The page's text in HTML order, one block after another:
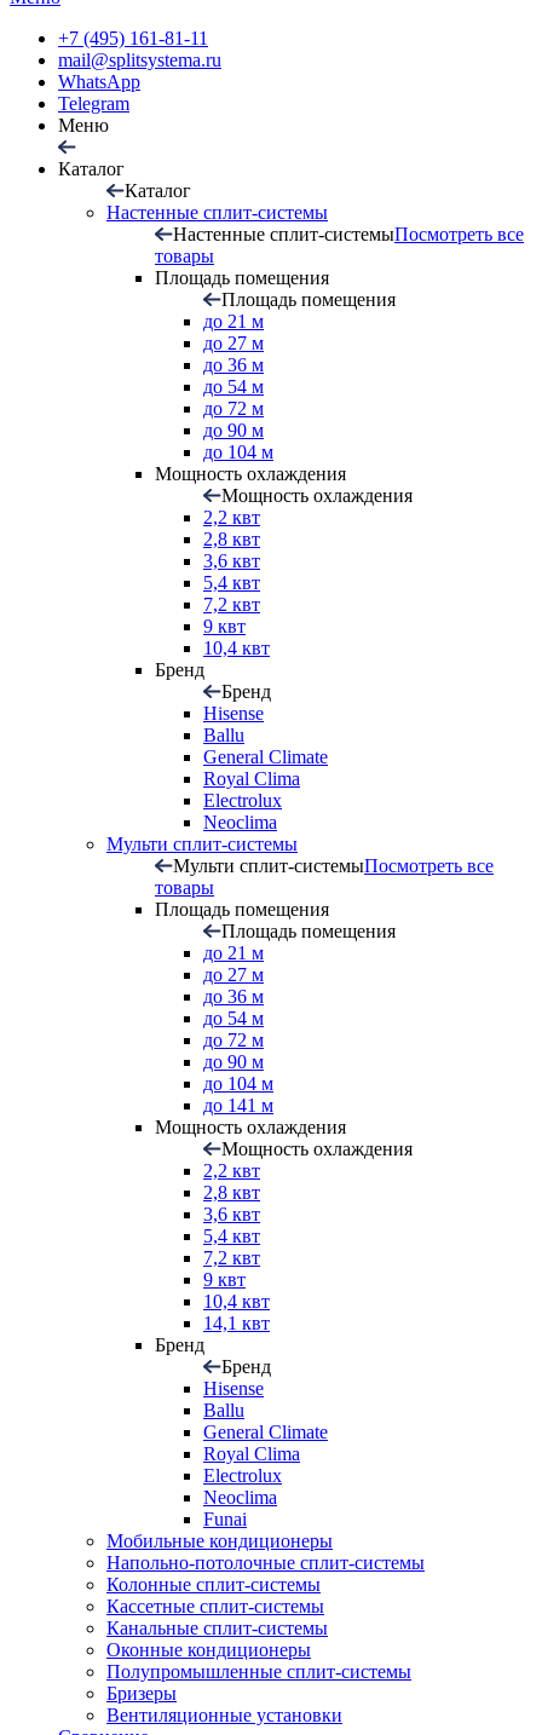
+7 (495) 161-81-11
mail@splitsystema.ru
WhatsApp
Telegram
Меню
Каталог
Каталог
Настенные сплит-системы
Настенные сплит-системыПосмотреть все
товары
Площадь помещения
Площадь помещения
до 21 м
до 27 м
до 36 м
до 54 м
до 72 м
до 90 м
до 104 м
Мощность охлаждения
Мощность охлаждения
2,2 квт
2,8 квт
3,6 квт
5,4 квт
7,2 квт
9 квт
10,4 квт
Бренд
Бренд
Hisense
Ballu
General Climate
Royal Clima
Electrolux
Neoclima
Мульти сплит-системы
Мульти сплит-системыПосмотреть все
товары
Площадь помещения
Площадь помещения
до 21 м
до 27 м
до 36 м
до 54 м
до 72 м
до 90 м
до 104 м
до 141 м
Мощность охлаждения
Мощность охлаждения
2,2 квт
2,8 квт
3,6 квт
5,4 квт
7,2 квт
9 квт
10,4 квт
14,1 квт
Бренд
Бренд
Hisense
Ballu
General Climate
Royal Clima
Electrolux
Neoclima
Funai
Мобильные кондиционеры
Напольно-потолоч​ные ​сплит-системы
Колонные ​​сплит-системы
Кассетные сплит-системы
Канальные сплит-системы
Оконные кондиционеры
Полупромышленные сплит-системы
Бризеры
Вентиляционные установки